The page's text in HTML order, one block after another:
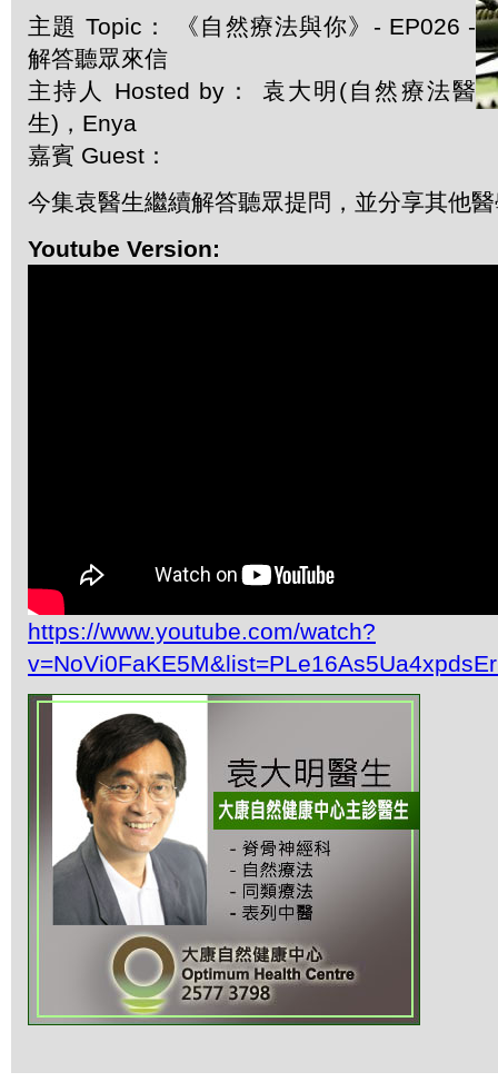
主題 Topic： 《自然療法與你》- EP026 -
解答聽眾來信
主持人 Hosted by： 袁大明(自然療法醫
生)，Enya
嘉賓 Guest：
今集袁醫生繼續解答聽眾提問，並分享其他
Youtube Version:
https://www.youtube.com/watch?